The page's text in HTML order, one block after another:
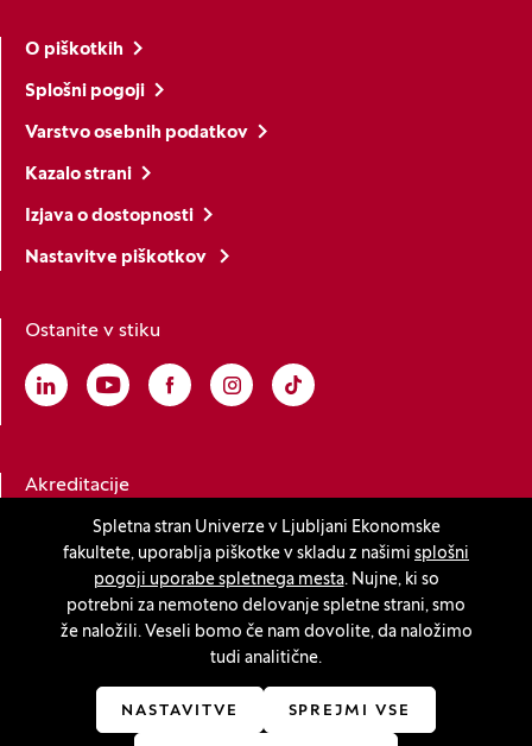
Spletna stran Univerze v Ljubljani Ekonomske
fakultete, uporablja piškotke v skladu z našimi splošni
pogoji uporabe spletnega mesta. Nujne, ki so
potrebni za nemoteno delovanje spletne strani, smo
že naložili. Veseli bomo če nam dovolite, da naložimo
tudi analitične.
NASTAVITVE SPREJMI VSE
O piškotkih
Splošni pogoji
Varstvo osebnih podatkov
Kazalo strani
Izjava o dostopnosti
Nastavitve piškotkov
Ostanite v stiku
Linkedin
(Odpre se v novem oknu)
Youtube
(Odpre se v novem oknu)
Facebook
(Odpre se v novem oknu)
Instagram
(Odpre se v novem oknu)
TikTok
(Odpre se v novem oknu)
Akreditacije
(Odpre se v novem oknu)
Innovatif(Odpre se v novem oknu)